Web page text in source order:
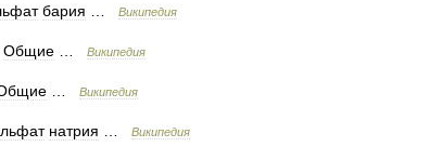
бария Википедия
Общие Википедия
Википедия
натрия Википедия